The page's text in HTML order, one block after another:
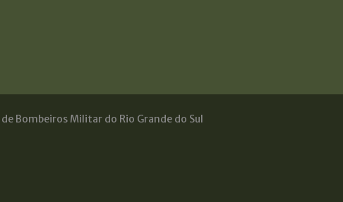
Bombeiros Militar do Rio Grande do Sul